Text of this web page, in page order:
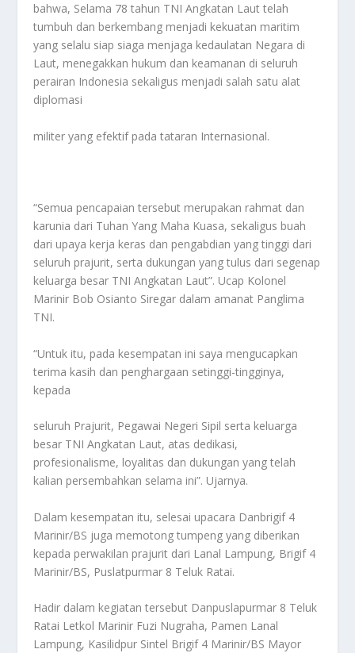
bahwa, Selama 78 tahun TNI Angkatan Laut telah
tumbuh dan berkembang menjadi kekuatan maritim
yang selalu siap siaga menjaga kedaulatan Negara di
Laut, menegakkan hukum dan keamanan di seluruh
perairan Indonesia sekaligus menjadi salah satu alat
diplomasi
militer yang efektif pada tataran Internasional.
“Semua pencapaian tersebut merupakan rahmat dan
karunia dari Tuhan Yang Maha Kuasa, sekaligus buah
dari upaya kerja keras dan pengabdian yang tinggi dari
seluruh prajurit, serta dukungan yang tulus dari segenap
keluarga besar TNI Angkatan Laut”. Ucap Kolonel
Marinir Bob Osianto Siregar dalam amanat Panglima
TNI.
“Untuk itu, pada kesempatan ini saya mengucapkan
terima kasih dan penghargaan setinggi-tingginya,
kepada
seluruh Prajurit, Pegawai Negeri Sipil serta keluarga
besar TNI Angkatan Laut, atas dedikasi,
profesionalisme, loyalitas dan dukungan yang telah
kalian persembahkan selama ini”. Ujarnya.
Dalam kesempatan itu, selesai upacara Danbrigif 4
Marinir/BS juga memotong tumpeng yang diberikan
kepada perwakilan prajurit dari Lanal Lampung, Brigif 4
Marinir/BS, Puslatpurmar 8 Teluk Ratai.
Hadir dalam kegiatan tersebut Danpuslapurmar 8 Teluk
Ratai Letkol Marinir Fuzi Nugraha, Pamen Lanal
Lampung, Kasilidpur Sintel Brigif 4 Marinir/BS Mayor